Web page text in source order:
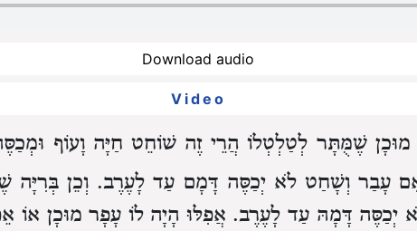
Download audio
Video
שֶׁמֻּתָּר לְטַלְטְלוֹ הֲרֵי זֶה שׁוֹחֵט חַיָּה וָעוֹף
עָבַר וְשָׁחַט לֹא יְכַסֶּה דָּמָם עַד לָעֶרֶב. וְכֵן
יְכַסֶּה דָּמָהּ עַד לָעֶרֶב. אֲפִלּוּ הָיָה לוֹ עָפָר מוּכָן אוֹ